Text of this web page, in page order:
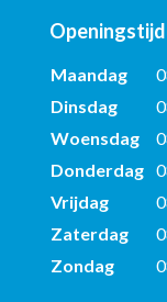
Maandag
Dinsdag
Woensdag
Donderdag
Vrijdag
Zaterdag
Zondag